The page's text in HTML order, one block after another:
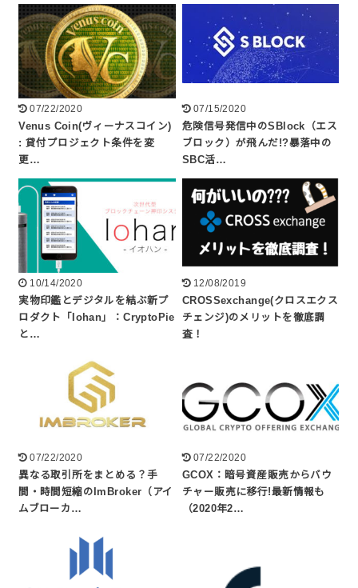
07/22/2020
Venus Coin(ヴィーナスコイン)
: 貸付プロジェクト条件を変
更…
07/15/2020
危険信号発信中のSBlock（エス
ブロック）が飛んだ!?暴落中の
SBC活…
10/14/2020
実物印鑑とデジタルを結ぶ新プ
ロダクト「Iohan」：CryptoPie
と…
12/08/2019
CROSSexchange(クロスエクス
チェンジ)のメリットを徹底調
査！
07/22/2020
異なる取引所をまとめる？手
間・時間短縮のImBroker（アイ
ムブローカ…
07/22/2020
GCOX：暗号資産販売からバウ
チャー販売に移行!最新情報も
（2020年2…